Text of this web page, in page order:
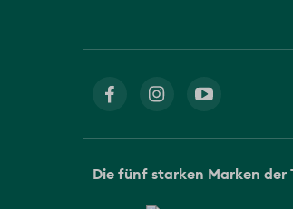
Die fünf starken Marken der